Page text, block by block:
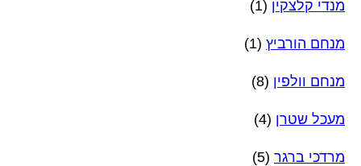
מנדי קלצקין (1)
מנחם הורביץ (1)
מנחם וולפין (8)
מעכל שטרן (4)
מרדכי ברגר (5)